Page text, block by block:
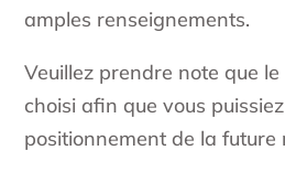
amples renseignements.
Veuillez prendre note que
choisi afin que vous
positionnement de la future